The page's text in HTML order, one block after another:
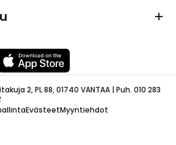
2, PL 88, 01740 VANTAA | Puh. 010 283
EvästeetMyyntiehdot